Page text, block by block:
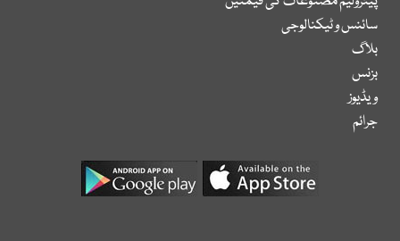
سائنس و ٹیکنالوجی
بلاگ
بزنس
ویڈیوز
جرائم